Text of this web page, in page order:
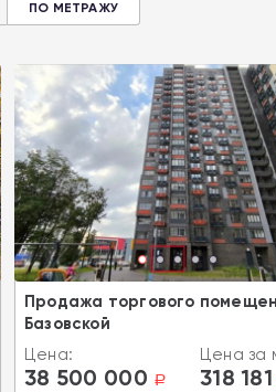
ПО МЕТРАЖУ
Продажа торгового
Базовской
Цена:
38 500 000 a
Цена за
318 181